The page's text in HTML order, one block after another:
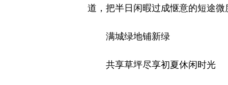
道，把半日闲暇过成惬意的短途微
满城绿地铺新绿
共享草坪尽享初夏休闲时光